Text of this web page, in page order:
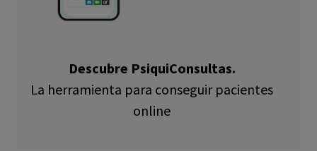
Descubre PsiquiConsultas.
La herramienta para conseguir pacientes
online